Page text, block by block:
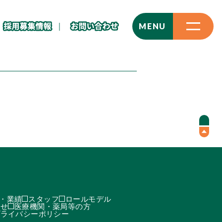
MENU
CLOSE
業績 スタッフ
ロールモデル
医療機関・薬局等の方
イバシーポリシー